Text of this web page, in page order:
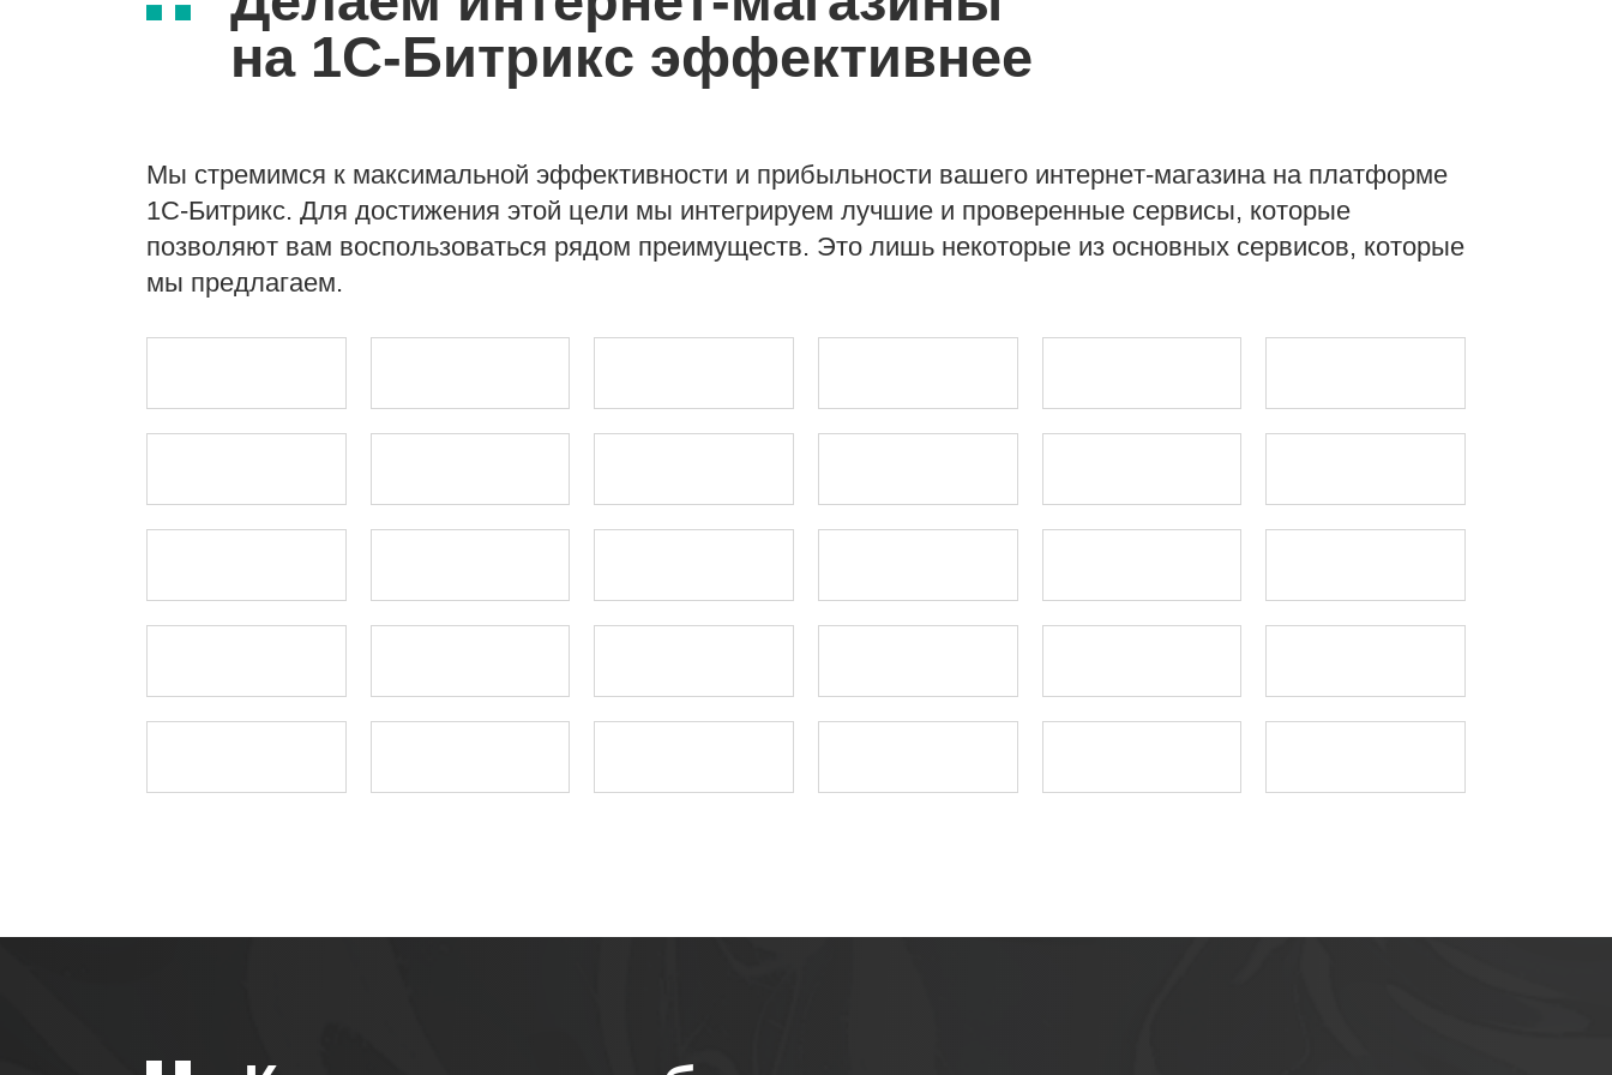
на 1С-Битрикс эффективнее
Мы стремимся к максимальной эффективности и прибыльности вашего интернет-магазина на платформе
1С-Битрикс. Для достижения этой цели мы интегрируем лучшие и проверенные сервисы, которые
позволяют вам воспользоваться рядом преимуществ. Это лишь некоторые из основных сервисов, которые
мы предлагаем.